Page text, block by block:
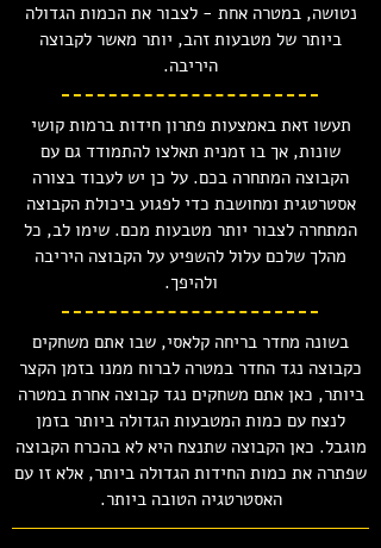
נטושה, במטרה אחת - לצבור את הכמות הגדולה
ביותר של מטבעות זהב, יותר מאשר לקבוצה
היריבה.
תעשו זאת באמצעות פתרון חידות ברמות קושי
שונות, אך בו זמנית תאלצו להתמודד גם עם
הקבוצה המתחרה בכם. על כן יש לעבוד בצורה
אסטרטגית ומחושבת כדי לפגוע ביכולת הקבוצה
המתחרה לצבור יותר מטבעות מכם. שימו לב, כל
מהלך שלכם עלול להשפיע על הקבוצה היריבה
ולהיפך.
בשונה מחדר בריחה קלאסי, שבו אתם משחקים
כקבוצה נגד החדר במטרה לברוח ממנו בזמן הקצר
ביותר, כאן אתם משחקים נגד קבוצה אחרת במטרה
לנצח עם כמות המטבעות הגדולה ביותר בזמן
מוגבל. כאן הקבוצה שתנצח היא לא בהכרח הקבוצה
שפתרה את כמות החידות הגדולה ביותר, אלא זו עם
האסטרטגיה הטובה ביותר.